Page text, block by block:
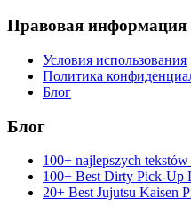
Правовая информация
Условия использования
Политика
Блог
Блог
100+ najlepszych
100+ Best Dirty Pick-Up
20+ Best Jujutsu Kaisen